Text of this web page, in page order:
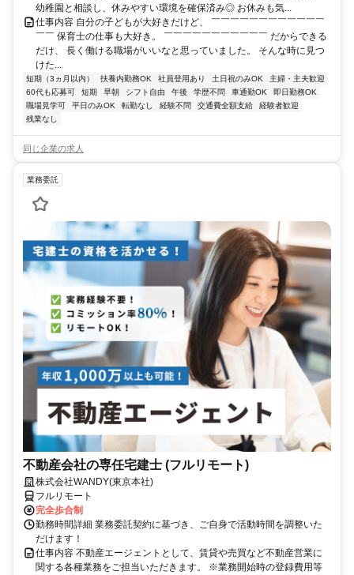
幼稚園と相談し、休みやすい環境を確保済み◎ お休みも気...
仕事内容 自分の子どもが大好きだけど、 ￣￣￣￣￣￣￣￣￣￣￣￣
￣￣ 保育士の仕事も大好き。 ￣￣￣￣￣￣￣￣￣￣￣ だからできる
だけ、 長く働ける職場がいいなと思っていました。 そんな時に見つ
けた...
短期（3ヵ月以内） 扶養内勤務OK 社員登用あり 土日祝のみOK
主婦・主夫歓迎
60代も応募可
短期 早朝 シフト自由 午後 学歴不問 車通勤OK
即日勤務OK
職場見学可
平日のみOK 転勤なし 経験不問 交通費全額支給
経験者歓迎
残業なし
同じ企業の求人
業務委託
不動産会社の専任宅建士 (フルリモート)
株式会社WANDY(東京本社)
フルリモート
完全歩合制
勤務時間詳細 業務委託契約に基づき、ご自身で活動時間を調整いた
だけます！
仕事内容 不動産エージェントとして、賃貸や売買など不動産営業に
関する各種業務をご担当いただきます。 ※業務開始時の登録費用等